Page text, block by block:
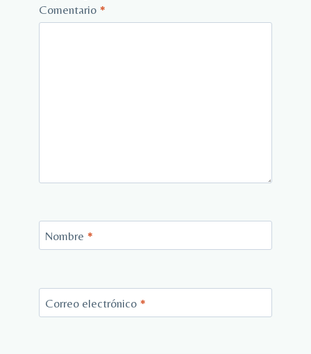
Comentario *
Nombre *
Correo electrónico *